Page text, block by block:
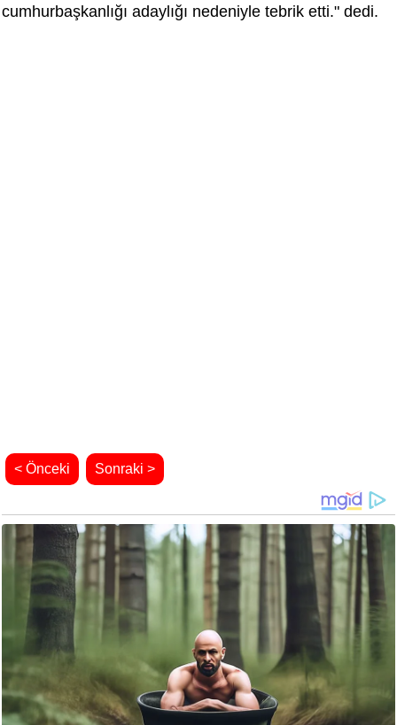
cumhurbaşkanlığı adaylığı nedeniyle tebrik etti." dedi.
< Önceki Sonraki >